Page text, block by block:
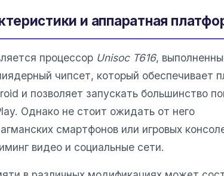
и аппаратная
процессор Unisoc T616,
чипсет, который обеспечивает
и позволяет запускать большинство
Однако не стоит ожидать от него
смартфонов или игровых
видео и социальные сети.